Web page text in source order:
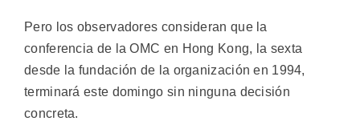
Pero los observadores consideran que la
conferencia de la OMC en Hong Kong, la sexta
desde la fundación de la organización en 1994,
terminará este domingo sin ninguna decisión
concreta.